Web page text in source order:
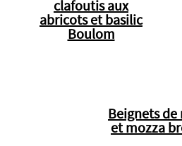
clafoutis aux
abricots et basilic
Boulom
Beignets de
et mozza